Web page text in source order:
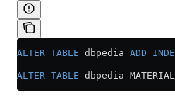
ALTER TABLE dbpedia ADD
ALTER TABLE dbpedia